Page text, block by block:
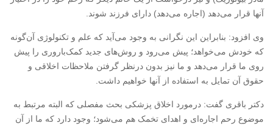
آنها قرار می‌دهد (اجاره می‌دهد) دارای فرزند شوند.
وی افزود: بنابراین این نگرانی به وجود می‌آید که علم و تکنولوژی آن‌گونه
که خودش می‌خواهد؛ پیش می‌رود و روش‌های جدید کمک‌باروری را پیش
روی ما قرار می‌دهد و ما نیز بدون درنظر گرفتن ملاحظات اخلاقی و
حقوق آن تمایل به استفاده از آنها خواهیم داشت.
دکتر باقری گفت: درمورد اخلاق پزشکی بحث مفصلی که البته مرتبط به
موضوع رحم‌ اجاره‌ای و اهدای تخمک هم می‌شود؛ وجود دارد که ما از آن